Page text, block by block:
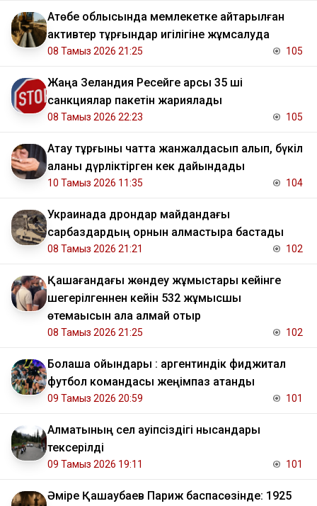
​Ақтөбе облысында мемлекетке қайтарылған
активтер тұрғындар игілігіне жұмсалуда
08 Тамыз 2026 21:25 105
Жаңа Зеландия Ресейге қарсы 35 ші
санкциялар пакетін жариялады
08 Тамыз 2026 22:23 105
Ақтау тұрғыны чатта жанжалдасып қалып, бүкіл
қаланы дүрліктірген кек дайындады
10 Тамыз 2026 11:35 104
Украинада дрондар майдандағы
сарбаздардың орнын алмастыра бастады
08 Тамыз 2026 21:21 102
Қашағандағы жөндеу жұмыстары кейінге
шегерілгеннен кейін 532 жұмысшы
өтемақысын ала алмай отыр
08 Тамыз 2026 21:25 102
Болашақ ойындары : аргентиндік фиджитал
футбол командасы жеңімпаз атанды
09 Тамыз 2026 20:59 101
Алматының сел қауіпсіздігі нысандары
тексерілді
09 Тамыз 2026 19:11 101
Әміре Қашаубаев Париж баспасөзінде: 1925